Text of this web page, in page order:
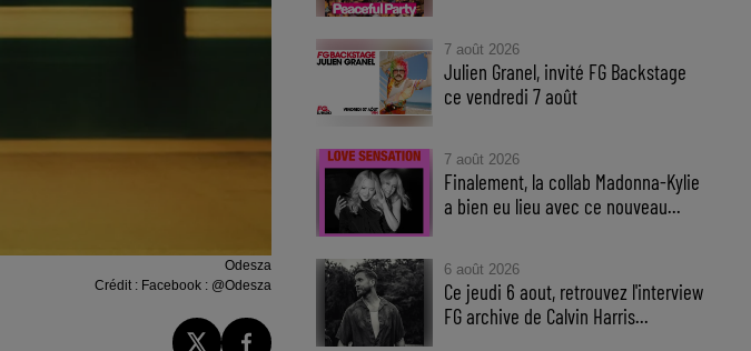
Odesza
Crédit : Facebook : @Odesza
7 août 2026
Julien Granel, invité FG Backstage
ce vendredi 7 août
7 août 2026
Finalement, la collab Madonna-Kylie
a bien eu lieu avec ce nouveau...
6 août 2026
Ce jeudi 6 aout, retrouvez l'interview
FG archive de Calvin Harris...